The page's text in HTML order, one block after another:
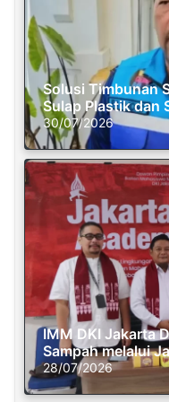
Solusi Timbunan
Sulap Plastik dan
30/07/2026
IMM DKI Jakarta
Sampah melalui
28/07/2026